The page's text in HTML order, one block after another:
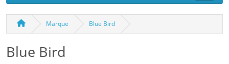
Marque Blue Bird
Blue Bird